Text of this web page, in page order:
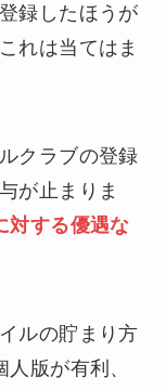
録したほうが
れは当てはま
クラブの登録
が止まりま
対する優遇な
ルの貯まり方
版が有利、